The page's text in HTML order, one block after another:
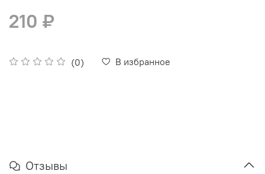
(0) В избранное
210 ₽
Отзывы